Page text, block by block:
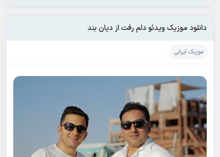
دانلود موزیک ویدئو دلم رفت از دیان بند
موزیک ایرانی